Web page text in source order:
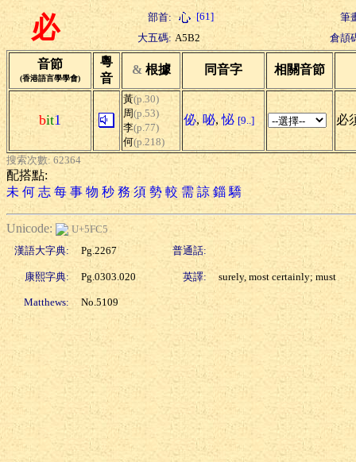
必 部首: [61]
筆
大五碼: A5B2 倉頡
音節
(香港語言學學會)
粵
音
& 根據 同音字 相關音節
bit1
黃(p.30)
周(p.53)
李(p.77)
何(p.218)
佖, 咇,怭 [9..] 必
搜索次數: 62364
配搭點:
未 何 志 每 事 物 秒 務 須 勢 較 需 諒 錙 驕
Unicode:
U+5FC5
漢語大字典:
Pg.2267 普通話:
康熙字典: Pg.0303.020 英譯: surely, most certainly; must
Matthews: No.5109